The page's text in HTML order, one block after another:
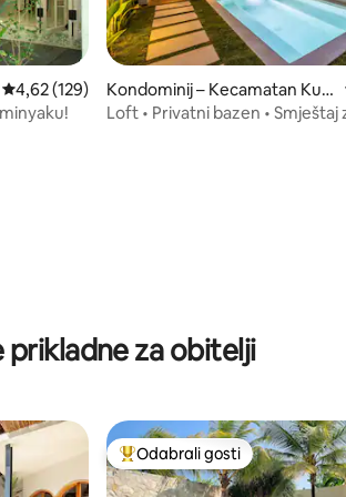
Prosječna ocjena: 4,62/5, recenzija: 129
4,62 (129)
Kondominij – Kecamatan Kut
a Utara
Loft • Privatni bazen • Smještaj
prikladne za obitelji
„Odabrali gosti”Među najviše rangiranima s
Odabrali gosti